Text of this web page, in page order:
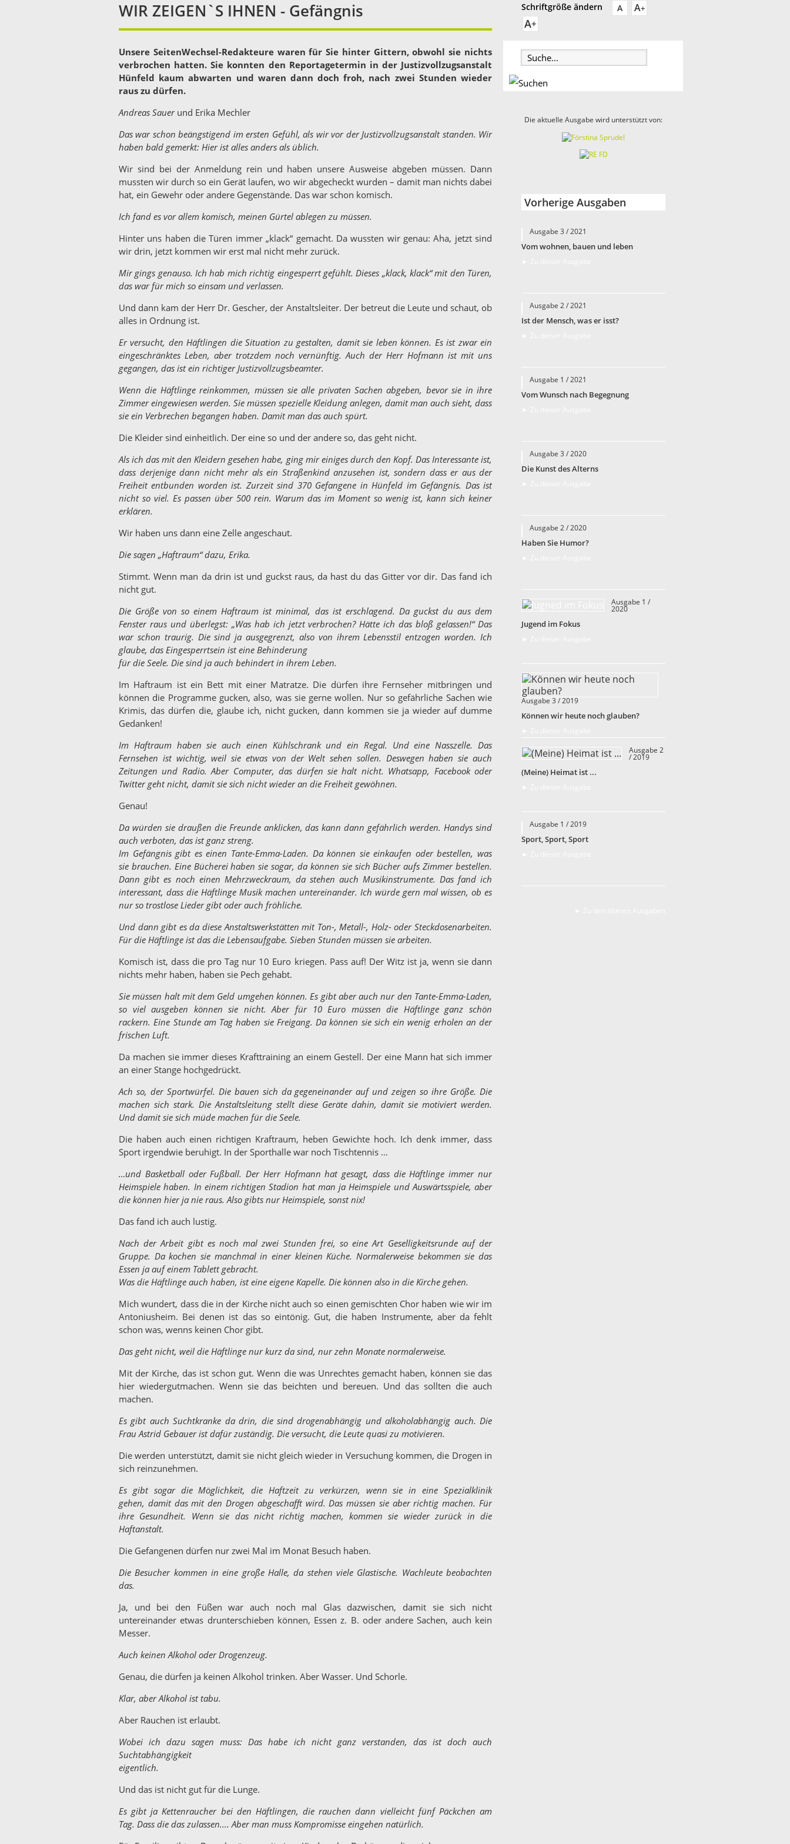
WIR ZEIGEN`S IHNEN - Gefängnis
Unsere SeitenWechsel-Redakteure waren für Sie hinter Gittern, obwohl sie nichts
verbrochen hatten. Sie konnten den Reportagetermin in der Justizvollzugsanstalt
Hünfeld kaum abwarten und waren dann doch froh, nach zwei Stunden wieder
raus zu dürfen.
Andreas Sauerund Erika Mechler
Das war schon beängstigend im ersten Gefühl, als wir vor der Justizvollzugsanstalt standen. Wir
haben bald gemerkt: Hier ist alles anders als üblich.
Wir sind bei der Anmeldung rein und haben unsere Ausweise abgeben müssen. Dann
mussten wir durch so ein Gerät laufen, wo wir abgecheckt wurden – damit man nichts dabei
hat, ein Gewehr oder andere Gegenstände. Das war schon komisch.
Ich fand es vor allem komisch, meinen Gürtel ablegen zu müssen.
Hinter uns haben die Türen immer „klack“ gemacht. Da wussten wir genau: Aha, jetzt sind
wir drin, jetzt kommen wir erst mal nicht mehr zurück.
Mir gings genauso. Ich hab mich richtig eingesperrt gefühlt. Dieses „klack, klack“ mit den Türen,
das war für mich so einsam und verlassen.
Und dann kam der Herr Dr. Gescher, der Anstaltsleiter. Der betreut die Leute und schaut, ob
alles in Ordnung ist.
Er versucht, den Häftlingen die Situation zu gestalten, damit sie leben können. Es ist zwar ein
eingeschränktes Leben, aber trotzdem noch vernünftig. Auch der Herr Hofmann ist mit uns
gegangen, das ist ein richtiger Justizvollzugsbeamter.
Wenn die Häftlinge reinkommen, müssen sie alle privaten Sachen abgeben, bevor sie in ihre
Zimmer eingewiesen werden. Sie müssen spezielle Kleidung anlegen, damit man auch sieht, dass
sie ein Verbrechen begangen haben. Damit man das auch spürt.
Die Kleider sind einheitlich. Der eine so und der andere so, das geht nicht.
Als ich das mit den Kleidern gesehen habe, ging mir einiges durch den Kopf. Das Interessante ist,
dass derjenige dann nicht mehr als ein Straßenkind anzusehen ist, sondern dass er aus der
Freiheit entbunden worden ist. Zurzeit sind 370 Gefangene in Hünfeld im Gefängnis. Das ist
nicht so viel. Es passen über 500 rein. Warum das im Moment so wenig ist, kann sich keiner
erklären.
Wir haben uns dann eine Zelle angeschaut.
Die sagen „Haftraum“ dazu, Erika.
Stimmt. Wenn man da drin ist und guckst raus, da hast du das Gitter vor dir. Das fand ich
nicht gut.
Die Größe von so einem Haftraum ist minimal, das ist erschlagend. Da guckst du aus dem
Fenster raus und überlegst: „Was hab ich jetzt verbrochen? Hätte ich das bloß gelassen!“ Das
war schon traurig. Die sind ja ausgegrenzt, also von ihrem Lebensstil entzogen worden. Ich
glaube, das Eingesperrtsein ist eine Behinderung
für die Seele. Die sind ja auch behindert in ihrem Leben.
Im Haftraum ist ein Bett mit einer Matratze. Die dürfen ihre Fernseher mitbringen und
können die Programme gucken, also, was sie gerne wollen. Nur so gefährliche Sachen wie
Krimis, das dürfen die, glaube ich, nicht gucken, dann kommen sie ja wieder auf dumme
Gedanken!
Im Haftraum haben sie auch einen Kühlschrank und ein Regal. Und eine Nasszelle. Das
Fernsehen ist wichtig, weil sie etwas von der Welt sehen sollen. Deswegen haben sie auch
Zeitungen und Radio. Aber Computer, das dürfen sie halt nicht. Whatsapp, Facebook oder
Twitter geht nicht, damit sie sich nicht wieder an die Freiheit gewöhnen.
Genau!
Da würden sie draußen die Freunde anklicken, das kann dann gefährlich werden. Handys sind
auch verboten, das ist ganz streng.
Im Gefängnis gibt es einen Tante-Emma-Laden. Da können sie einkaufen oder bestellen, was
sie brauchen. Eine Bücherei haben sie sogar, da können sie sich Bücher aufs Zimmer bestellen.
Dann gibt es noch einen Mehrzweckraum, da stehen auch Musikinstrumente. Das fand ich
interessant, dass die Häftlinge Musik machen untereinander. Ich würde gern mal wissen, ob es
nur so trostlose Lieder gibt oder auch fröhliche.
Und dann gibt es da diese Anstaltswerkstätten mit Ton-, Metall-, Holz- oder Steckdosenarbeiten.
Für die Häftlinge ist das die Lebensaufgabe. Sieben Stunden müssen sie arbeiten.
Komisch ist, dass die pro Tag nur 10 Euro kriegen. Pass auf! Der Witz ist ja, wenn sie dann
nichts mehr haben, haben sie Pech gehabt.
Sie müssen halt mit dem Geld umgehen können. Es gibt aber auch nur den Tante-Emma-Laden,
so viel ausgeben können sie nicht. Aber für 10 Euro müssen die Häftlinge ganz schön
rackern. Eine Stunde am Tag haben sie Freigang. Da können sie sich ein wenig erholen an der
frischen Luft.
Da machen sie immer dieses Krafttraining an einem Gestell. Der eine Mann hat sich immer
an einer Stange hochgedrückt.
Ach so, der Sportwürfel. Die bauen sich da gegeneinander auf und zeigen so ihre Größe. Die
machen sich stark. Die Anstaltsleitung stellt diese Geräte dahin, damit sie motiviert werden.
Und damit sie sich müde machen für die Seele.
Die haben auch einen richtigen Kraftraum, heben Gewichte hoch. Ich denk immer, dass
Sport irgendwie beruhigt. In der Sporthalle war noch Tischtennis …
…und Basketball oder Fußball. Der Herr Hofmann hat gesagt, dass die Häftlinge immer nur
Heimspiele haben. In einem richtigen Stadion hat man ja Heimspiele und Auswärtsspiele, aber
die können hier ja nie raus. Also gibts nur Heimspiele, sonst nix!
Das fand ich auch lustig.
Nach der Arbeit gibt es noch mal zwei Stunden frei, so eine Art Geselligkeitsrunde auf der
Gruppe. Da kochen sie manchmal in einer kleinen Küche. Normalerweise bekommen sie das
Essen ja auf einem Tablett gebracht.
Was die Häftlinge auch haben, ist eine eigene Kapelle. Die können also in die Kirche gehen.
Mich wundert, dass die in der Kirche nicht auch so einen gemischten Chor haben wie wir im
Antoniusheim. Bei denen ist das so eintönig. Gut, die haben Instrumente, aber da fehlt
schon was, wenns keinen Chor gibt.
Das geht nicht, weil die Häftlinge nur kurz da sind, nur zehn Monate normalerweise.
Mit der Kirche, das ist schon gut. Wenn die was Unrechtes gemacht haben, können sie das
hier wiedergutmachen. Wenn sie das beichten und bereuen. Und das sollten die auch
machen.
Es gibt auch Suchtkranke da drin, die sind drogenabhängig und alkoholabhängig auch. Die
Frau Astrid Gebauer ist dafür zuständig. Die versucht, die Leute quasi zu motivieren.
Die werden unterstützt, damit sie nicht gleich wieder in Versuchung kommen, die Drogen in
sich reinzunehmen.
Es gibt sogar die Möglichkeit, die Haftzeit zu verkürzen, wenn sie in eine Spezialklinik
gehen, damit das mit den Drogen abgeschafft wird. Das müssen sie aber richtig machen. Für
ihre Gesundheit. Wenn sie das nicht richtig machen, kommen sie wieder zurück in die
Haftanstalt.
Die Gefangenen dürfen nur zwei Mal im Monat Besuch haben.
Die Besucher kommen in eine große Halle, da stehen viele Glastische. Wachleute beobachten
das.
Ja, und bei den Füßen war auch noch mal Glas dazwischen, damit sie sich nicht
untereinander etwas drunterschieben können, Essen z. B. oder andere Sachen, auch kein
Messer.
Auch keinen Alkohol oder Drogenzeug.
Genau, die dürfen ja keinen Alkohol trinken. Aber Wasser. Und Schorle.
Klar, aber Alkohol ist tabu.
Aber Rauchen ist erlaubt.
Wobei ich dazu sagen muss: Das habe ich nicht ganz verstanden, das ist doch auch
Suchtabhängigkeit
eigentlich.
Und das ist nicht gut für die Lunge.
Es gibt ja Kettenraucher bei den Häftlingen, die rauchen dann vielleicht fünf Päckchen am
Tag. Dass die das zulassen.... Aber man muss Kompromisse eingehen natürlich.
Schriftgröße ändern A A+
A+
Die aktuelle Ausgabe wird unterstützt von:
Vorherige Ausgaben
Ausgabe 3 / 2021
Vom wohnen, bauen und leben
Ausgabe 2 / 2021
Ist der Mensch, was er isst?
Ausgabe 1 / 2021
Vom Wunsch nach Begegnung
Ausgabe 3 / 2020
Die Kunst des Alterns
Ausgabe 2 / 2020
Haben Sie Humor?
Ausgabe 1 /
2020
Jugend im Fokus
Ausgabe 3 / 2019
Können wir heute noch glauben?
Ausgabe 2
/ 2019
(Meine) Heimat ist ...
Ausgabe 1 / 2019
Sport, Sport, Sport